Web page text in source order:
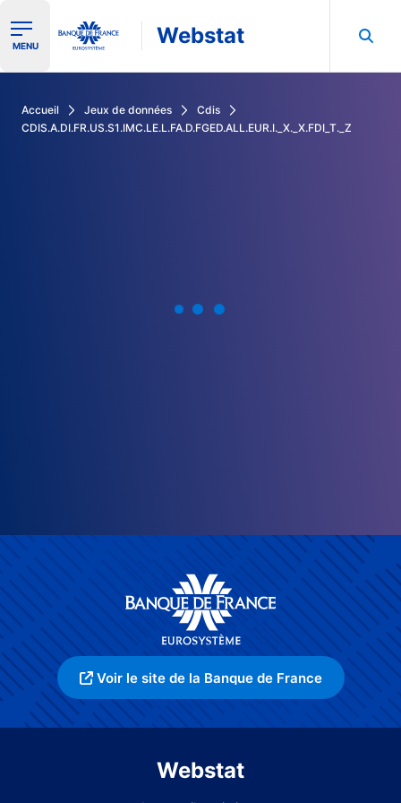
Ouvrir le menu de navigation
MENU Webstat
Accueil Jeux de données
Cdis
CDIS.A.DI.FR.US.S1.IMC.LE.L.FA.D.FGED.ALL.EUR.I._X._X.FDI_T._Z
Voir le site de la Banque de France
Webstat